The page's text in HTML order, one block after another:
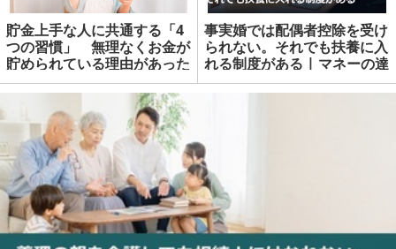
貯金上手な人に共通する「4
つの習慣」 無理なくお金が
貯められている理由があった
事実婚では配偶者控除を受け
られない。それでも扶養に入
れる制度がある | マネーの達
人